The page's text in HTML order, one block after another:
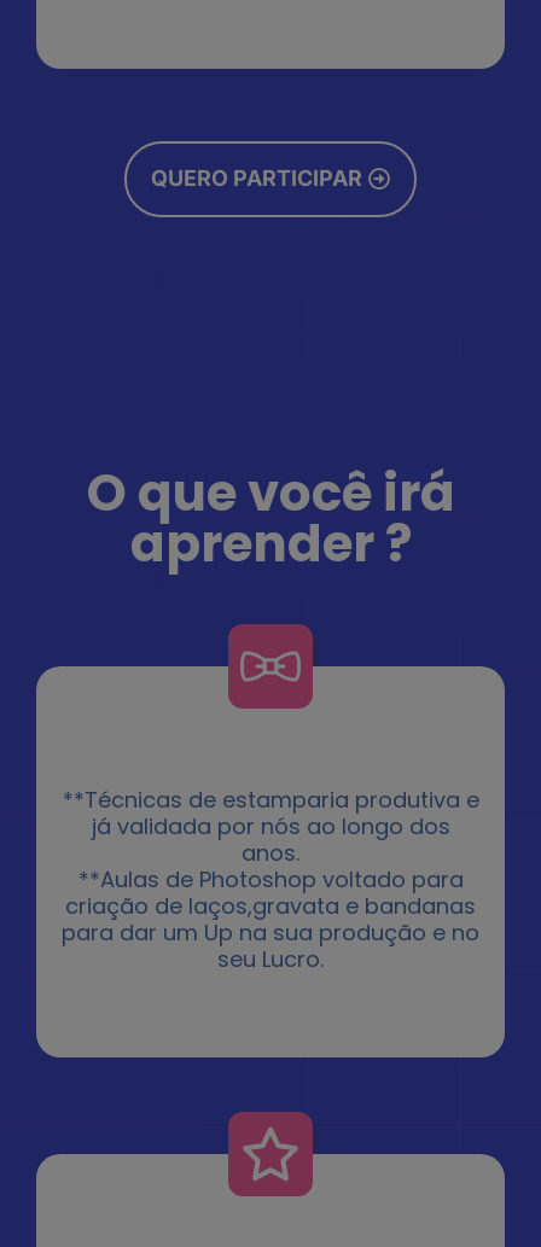
QUERO PARTICIPAR
O que você irá
aprender ?
**Técnicas de estamparia produtiva e
já validada por nós ao longo dos
anos.
**Aulas de Photoshop voltado para
criação de laços,gravata e bandanas
para dar um Up na sua produção e no
seu Lucro.